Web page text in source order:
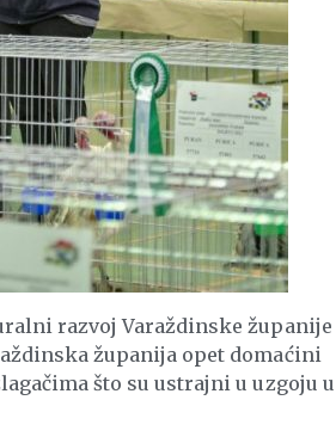
razvoj Varaždinske županije
županija opet domaćini
što su ustrajni u uzgoju u